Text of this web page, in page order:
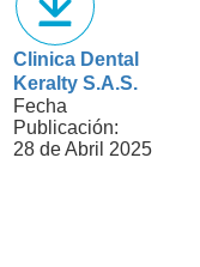
Clinica Dental
Keralty S.A.S.
Fecha
Publicación:
28 de Abril 2025